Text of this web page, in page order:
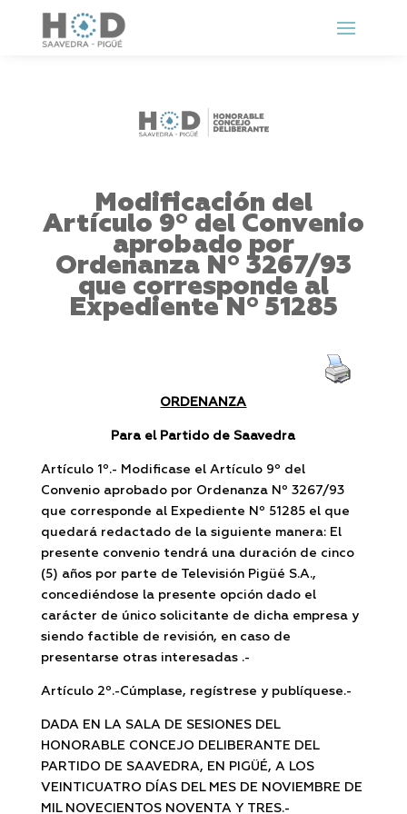
Modificación del
Artículo 9º del Convenio
aprobado por
Ordenanza Nº 3267/93
que corresponde al
Expediente Nº 51285
ORDENANZA
Para el Partido de Saavedra
Artículo 1º.- Modificase el Artículo 9º del
Convenio aprobado por Ordenanza Nº 3267/93
que corresponde al Expediente Nº 51285 el que
quedará redactado de la siguiente manera: El
presente convenio tendrá una duración de cinco
(5) años por parte de Televisión Pigüé S.A.,
concediéndose la presente opción dado el
carácter de único solicitante de dicha empresa y
siendo factible de revisión, en caso de
presentarse otras interesadas .-
Artículo 2º.-Cúmplase, regístrese y publíquese.-
DADA EN LA SALA DE SESIONES DEL
HONORABLE CONCEJO DELIBERANTE DEL
PARTIDO DE SAAVEDRA, EN PIGÜÉ, A LOS
VEINTICUATRO DÍAS DEL MES DE NOVIEMBRE DE
MIL NOVECIENTOS NOVENTA Y TRES.-